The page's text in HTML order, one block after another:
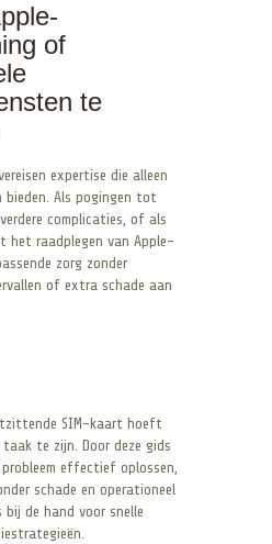
of
te
expertise die alleen
bieden. Als pogingen tot
complicaties, of als
het raadplegen van Apple-
zorg zonder
of extra schade aan
SIM-kaart hoeft
taak te zijn. Door deze gids
effectief oplossen,
schade en operationeel
bij de hand voor snelle